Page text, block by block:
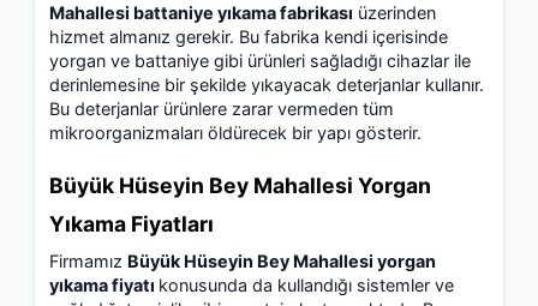
Mahallesi battaniye yıkama fabrikası üzerinden
hizmet almanız gerekir. Bu fabrika kendi içerisinde
yorgan ve battaniye gibi ürünleri sağladığı cihazlar ile
derinlemesine bir şekilde yıkayacak deterjanlar kullanır.
Bu deterjanlar ürünlere zarar vermeden tüm
mikroorganizmaları öldürecek bir yapı gösterir.
Büyük Hüseyin Bey Mahallesi Yorgan
Yıkama Fiyatları
Firmamız Büyük Hüseyin Bey Mahallesi yorgan
yıkama fiyatı konusunda da kullandığı sistemler ve